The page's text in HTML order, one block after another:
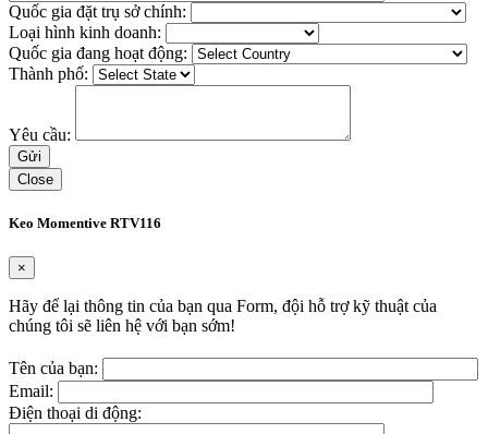
Quốc gia đặt trụ sở chính:
Loại hình kinh doanh:
Quốc gia đang hoạt động:
Thành phố:
Yêu cầu:
Close
Keo Momentive RTV116
×
Hãy để lại thông tin của bạn qua Form, đội hỗ trợ kỹ thuật của
chúng tôi sẽ liên hệ với bạn sớm!
Tên của bạn:
Email:
Điện thoại di động: